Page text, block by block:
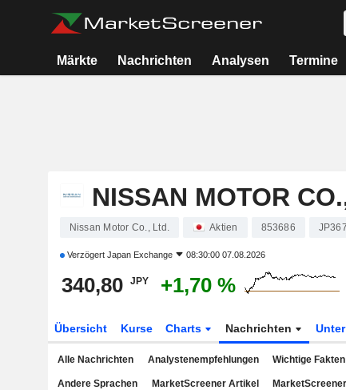
Märkte Nachrichten Analysen Termine
NISSAN MOTOR
Nissan Motor Co., Ltd. Aktien 853686
Verzögert Japan Exchange 08:30:00 07.08.2026
340,80 JPY +1,70 %
Übersicht Kurse Charts Nachrichten
Alle Nachrichten Analystenempfehlungen Wichtige Fakten
Andere Sprachen MarketScreener Artikel